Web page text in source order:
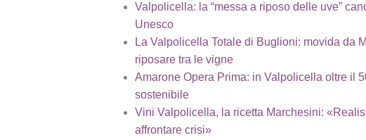
Valpolicella: la “messa a riposo delle uve”
Unesco
La Valpolicella Totale di Buglioni: movida da
riposare tra le vigne
Amarone Opera Prima: in Valpolicella oltre il
sostenibile
Vini Valpolicella, la ricetta Marchesini:
affrontare crisi»